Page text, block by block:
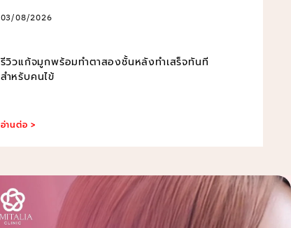
03/08/2026
รีวิวแก้จมูกพร้อมทำตาสองชั้นหลังทำเสร็จทันที
สำหรับคนไข้
อ่านต่อ >